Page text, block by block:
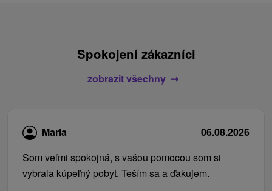
Spokojení zákazníci
zobrazit všechny
Maria
06.08.2026
Som veľmi spokojná, s vašou pomocou som si
vybrala kúpeľný pobyt. Teším sa a ďakujem.